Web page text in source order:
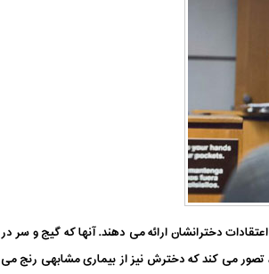
دخترانشان ارائه می دهند. آنها که گیج و سر در
تصور می کند که دخترش نیز از بیماری مشابهی رنج می